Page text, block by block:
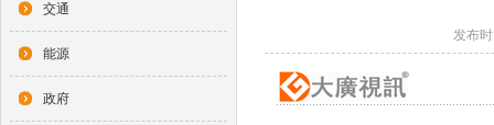
交通
能源
政府
发布